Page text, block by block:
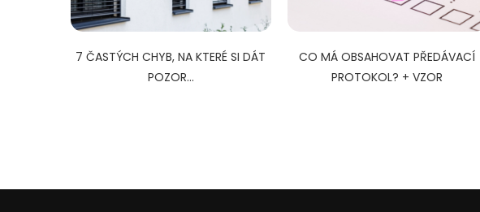
7 ČASTÝCH CHYB, NA KTERÉ SI DÁT
POZOR...
CO MÁ OBSAHOVAT PŘEDÁVACÍ
PROTOKOL? + VZOR